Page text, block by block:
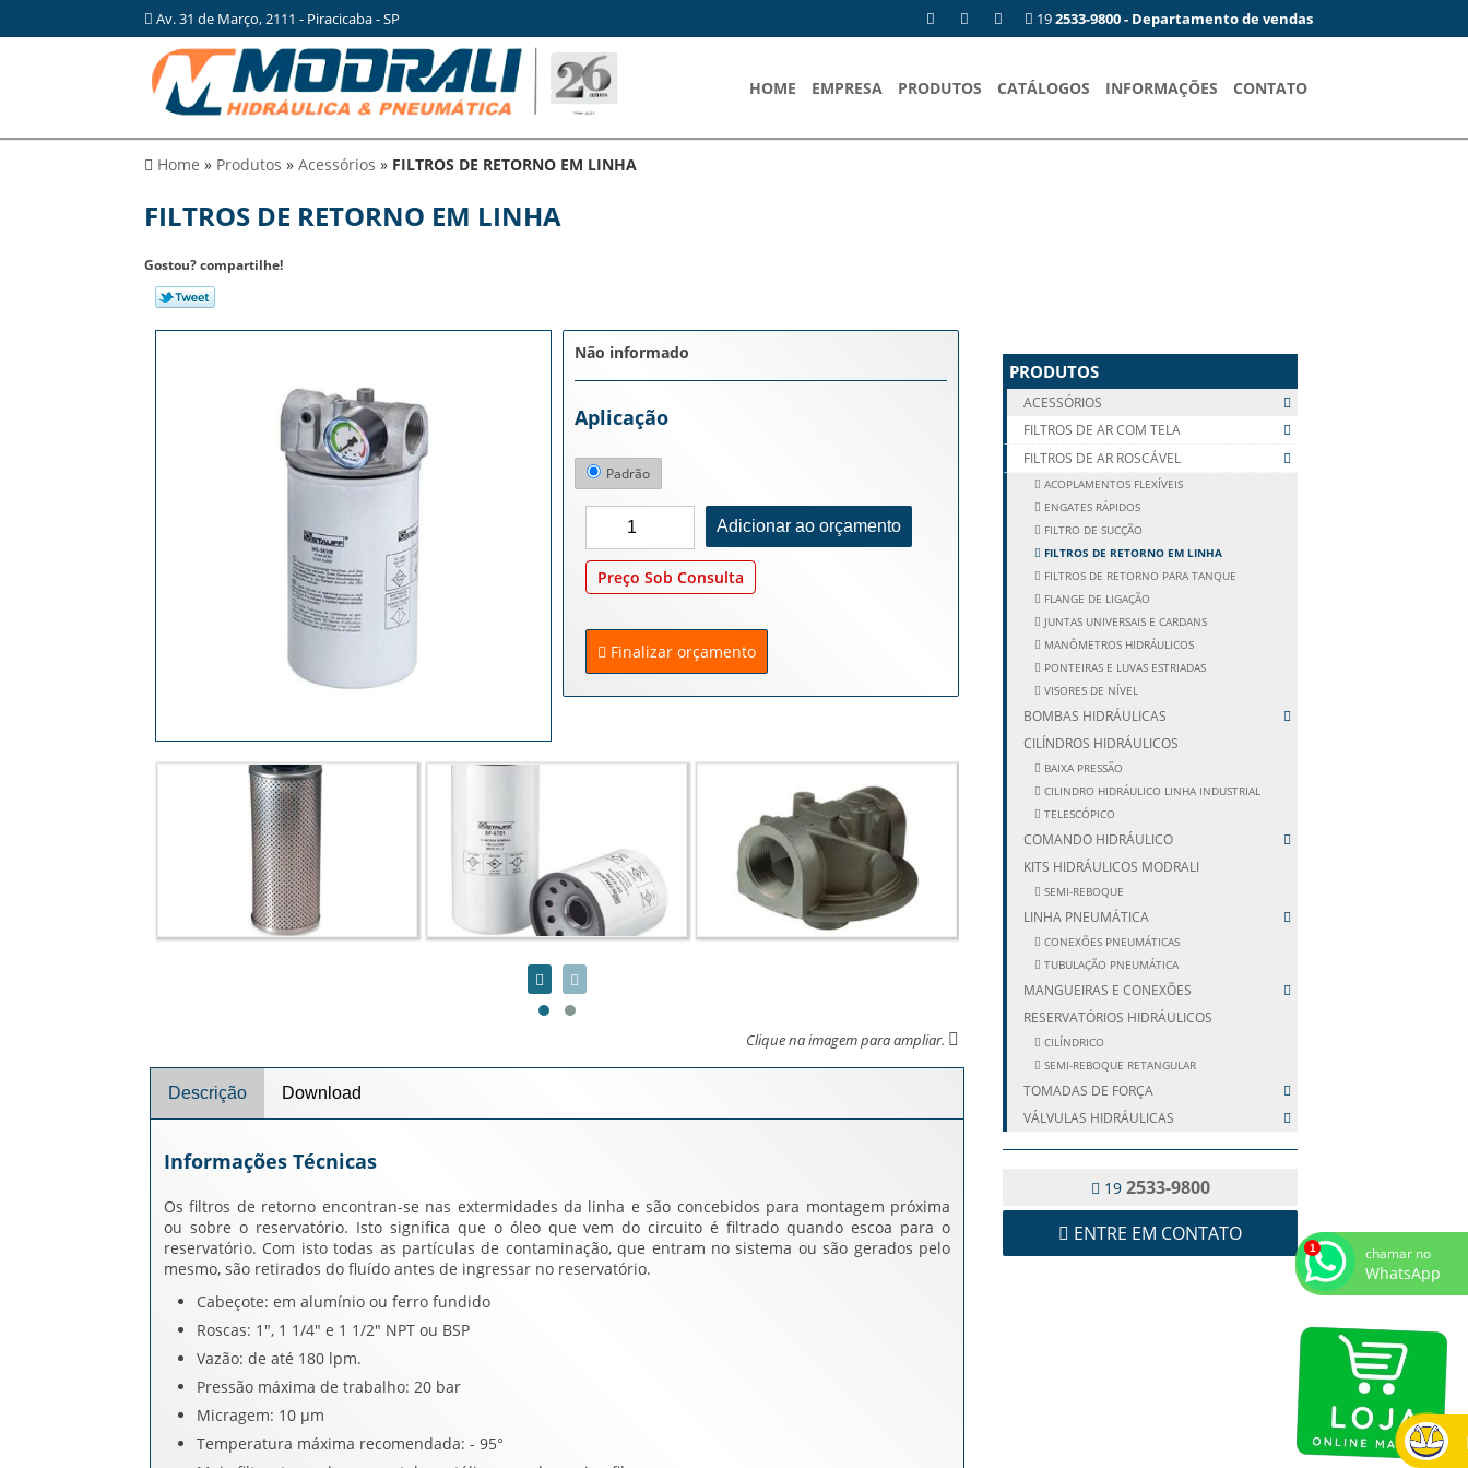
Av. 31 de Março, 2111 - Piracicaba - SP 192533-9800 - Departamento de vendas
HOME EMPRESA PRODUTOS CATÁLOGOS INFORMAÇÕES CONTATO
Home » Produtos » Acessórios » FILTROS DE RETORNO EM LINHA
FILTROS DE RETORNO EM LINHA
Gostou? compartilhe!
Não informado
Aplicação
Padrão
Preço Sob Consulta
Finalizar orçamento
Clique na imagem para ampliar.
Descrição Download
Informações Técnicas
Os filtros de retorno encontran-se nas extermidades da linha e são concebidos para montagem próxima
ou sobre o reservatório. Isto significa que o óleo que vem do circuito é filtrado quando escoa para o
reservatório. Com isto todas as partículas de contaminação, que entram no sistema ou são gerados pelo
mesmo, são retirados do fluído antes de ingressar no reservatório.
Cabeçote: em alumínio ou ferro fundido
Roscas: 1", 1 1/4" e 1 1/2" NPT ou BSP
Vazão: de até 180 lpm.
Pressão máxima de trabalho: 20 bar
Micragem: 10 μm
Temperatura máxima recomendada: - 95°
PRODUTOS
ACESSÓRIOS
FILTROS DE AR COM TELA
FILTROS DE AR ROSCÁVEL
ACOPLAMENTOS FLEXÍVEIS
ENGATES RÁPIDOS
FILTRO DE SUCÇÃO
FILTROS DE RETORNO EM LINHA
FILTROS DE RETORNO PARA TANQUE
FLANGE DE LIGAÇÃO
JUNTAS UNIVERSAIS E CARDANS
MANÔMETROS HIDRÁULICOS
PONTEIRAS E LUVAS ESTRIADAS
VISORES DE NÍVEL
BOMBAS HIDRÁULICAS
CILÍNDROS HIDRÁULICOS
BAIXA PRESSÃO
CILINDRO HIDRÁULICO LINHA INDUSTRIAL
TELESCÓPICO
COMANDO HIDRÁULICO
KITS HIDRÁULICOS MODRALI
SEMI-REBOQUE
LINHA PNEUMÁTICA
CONEXÕES PNEUMÁTICAS
TUBULAÇÃO PNEUMÁTICA
MANGUEIRAS E CONEXÕES
RESERVATÓRIOS HIDRÁULICOS
CILÍNDRICO
SEMI-REBOQUE RETANGULAR
TOMADAS DE FORÇA
VÁLVULAS HIDRÁULICAS
19 2533-9800
ENTRE EM CONTATO
chamar no
WhatsApp